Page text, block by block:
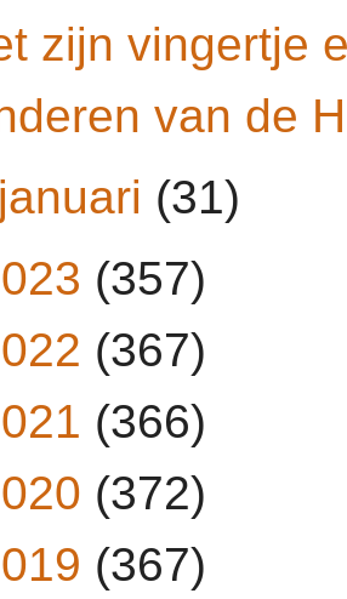
zijn vingertje
van de
januari (31)
(357)
(367)
(366)
(372)
(367)